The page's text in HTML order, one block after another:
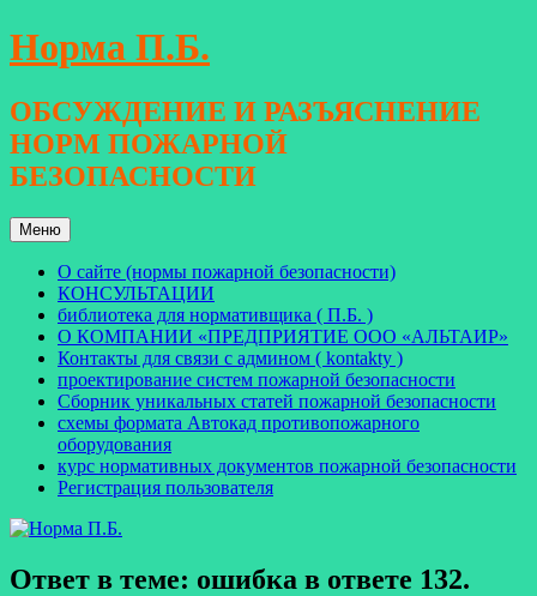
Перейти
к
Норма П.Б.
ОБСУЖДЕНИЕ И РАЗЪЯСНЕНИЕ
НОРМ ПОЖАРНОЙ
БЕЗОПАСНОСТИ
Меню
О сайте (нормы пожарной безопасности)
КОНСУЛЬТАЦИИ
библиотека для нормативщика ( П.Б. )
О КОМПАНИИ «ПРЕДПРИЯТИЕ ООО «АЛЬТАИР»
Контакты для связи с админом ( kontakty )
проектирование систем пожарной безопасности
Сборник уникальных статей пожарной безопасности
схемы формата Автокад противопожарного
оборудования
курс нормативных документов пожарной безопасности
Регистрация пользователя
Ответ в теме: ошибка в ответе 132.